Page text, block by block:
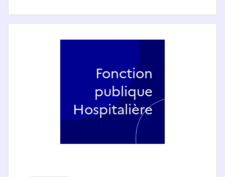
Fonction
publique
Hospitalière